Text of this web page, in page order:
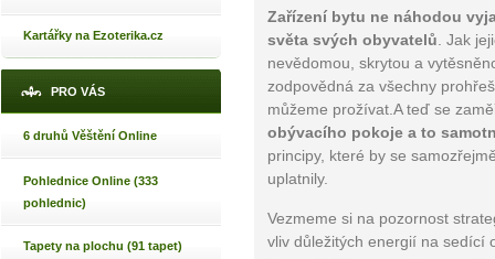
Kartářky na Ezoterika.cz
PRO VÁS
6 druhů Věštění Online
Pohlednice Online (333
pohlednic)
Tapety na plochu (91 tapet)
Zařízení bytu ne náhodou
světa svých obyvatelů . Jak
nevědomou, skrytou a
zodpovědná za všechny
můžeme prožívat.A teď se
obývacího pokoje a to
principy, které by se
uplatnily.
Vezmeme si na pozornost
vliv důležitých energií na sedící